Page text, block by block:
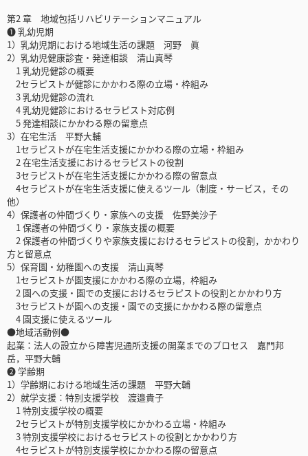
第2 章 地域包括リハビリテーションマニュアル
❶ 乳幼児期
1）乳幼児期における地域生活の課題 河野 眞
2）乳幼児健康診査・発達相談 清山真琴
1 乳幼児健診の概要
2セラピストが健診にかかわる際の立場・枠組み
3 乳幼児健診の流れ
4 乳幼児健診におけるセラピスト対応例
5 発達相談にかかわる際の留意点
3）在宅生活 平野大輔
1セラピストが在宅生活支援にかかわる際の立場・枠組み
2 在宅生活支援におけるセラピストの役割
3セラピストが在宅生活支援にかかわる際の留意点
4セラピストが在宅生活支援に使えるツール（制度・サービス，その
他）
4）保護者の仲間づくり・家族への支援 佐野美沙子
1 保護者の仲間づくり・家族支援の概要
2 保護者の仲間づくりや家族支援におけるセラピストの役割，かかわり
方と留意点
5）保育園・幼稚園への支援 清山真琴
1セラピストが園支援にかかわる際の立場，枠組み
2 園への支援・園での支援におけるセラピストの役割とかかわり方
3セラピストが園への支援・園での支援にかかわる際の留意点
4 園支援に使えるツール
●地域活動例●
起業：法人の設立から障害児通所支援の開業までのプロセス 嘉門邦
岳，平野大輔
❷ 学齢期
1）学齢期における地域生活の課題 平野大輔
2）就学支援：特別支援学校 渡邉貴子
1 特別支援学校の概要
2セラピストが特別支援学校にかかわる立場・枠組み
3 特別支援学校におけるセラピストの役割とかかわり方
4セラピストが特別支援学校にかかわる際の留意点